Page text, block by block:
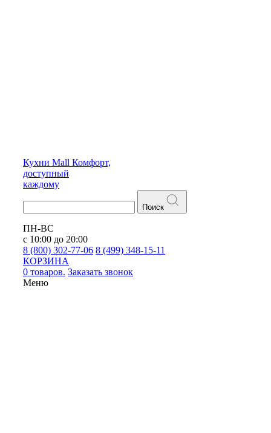
Кухни Mall Комфорт,
доступный
каждому
Поиск
ПН-ВС
с 10:00 до 20:00
8 (800) 302-77-06 8 (499) 348-15-11
КОРЗИНА
0 товаров. Заказать звонок
Меню